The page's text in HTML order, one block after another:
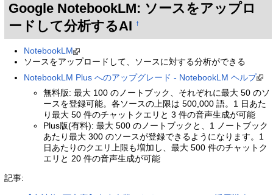
Google NotebookLM: ソースをアップロ
ードして分析するAI
†
NotebookLM
ソースをアップロードして、ソースに対する分析ができる
NotebookLM Plus へのアップグレード - NotebookLM ヘルプ
無料版: 最大 100 のノートブック、それぞれに最大 50 のソ
ースを登録可能。各ソースの上限は 500,000 語。1 日あた
り最大 50 件のチャットクエリと 3 件の音声生成が可能
Plus版(有料): 最大 500 のノートブックと、1 ノートブック
あたり最大 300 のソースが登録できるようになります。1
日あたりのクエリ上限も増加し、最大 500 件のチャットク
エリと 20 件の音声生成が可能
記事: